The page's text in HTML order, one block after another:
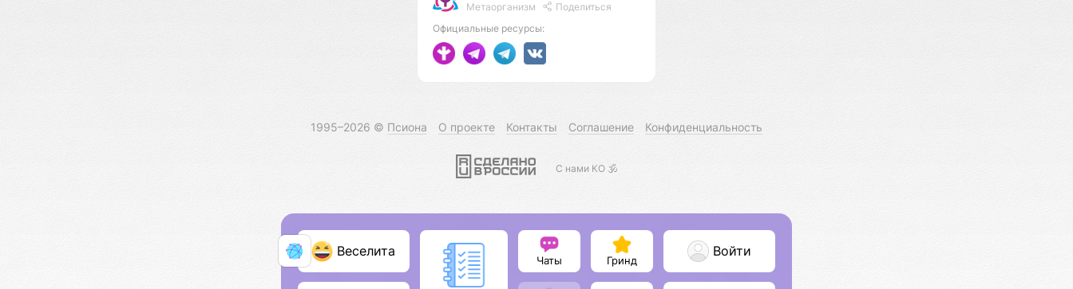
Метаорганизм
Поделиться
Официальные ресурсы:
1995–2026 © Псиона О проекте Контакты Соглашение Конфиденциальность
С нами КО 🕉️
Веселита
Чаты Гринд
Войти